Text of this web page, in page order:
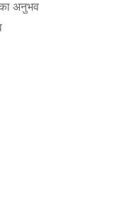
अनुभव